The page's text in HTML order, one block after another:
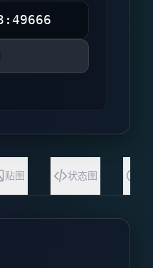
贴图 状态图